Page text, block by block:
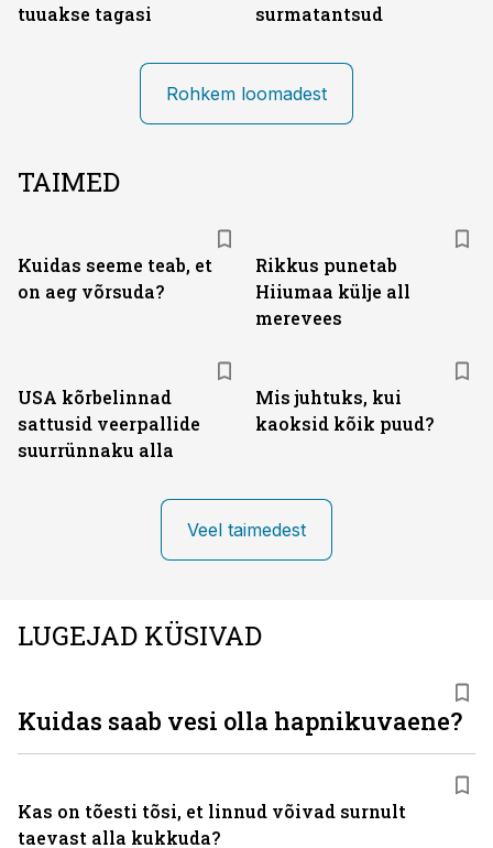
tuuakse tagasi
surmatantsud
Rohkem loomadest
TAIMED
Kuidas seeme teab, et
on aeg võrsuda?
Rikkus punetab
Hiiumaa külje all
merevees
USA kõrbelinnad
sattusid veerpallide
suurrünnaku alla
Mis juhtuks, kui
kaoksid kõik puud?
Veel taimedest
LUGEJAD KÜSIVAD
Kuidas saab vesi olla hapnikuvaene?
Kas on tõesti tõsi, et linnud võivad surnult
taevast alla kukkuda?